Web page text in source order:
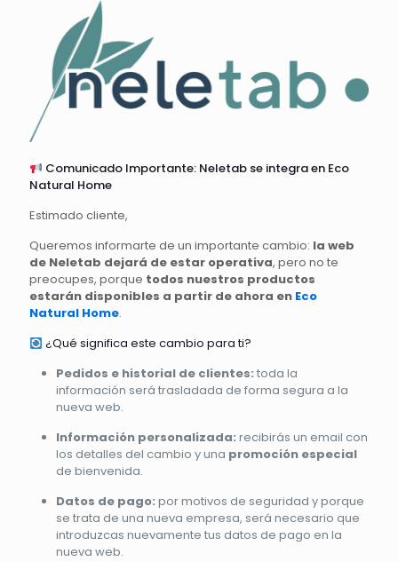
Comunicado Importante: Neletab se integra en Eco
Natural Home
Estimado cliente,
Queremos informarte de un importante cambio: la web
de Neletab dejará de estar operativa, pero no te
preocupes, porque todos nuestros productos
estarán disponibles a partir de ahora en Eco
Natural Home.
¿Qué significa este cambio para ti?
Pedidos e historial de clientes: toda la
información será trasladada de forma segura a la
nueva web.
Información personalizada: recibirás un email con
los detalles del cambio y una promoción especial
de bienvenida.
Datos de pago: por motivos de seguridad y porque
se trata de una nueva empresa, será necesario que
introduzcas nuevamente tus datos de pago en la
nueva web.